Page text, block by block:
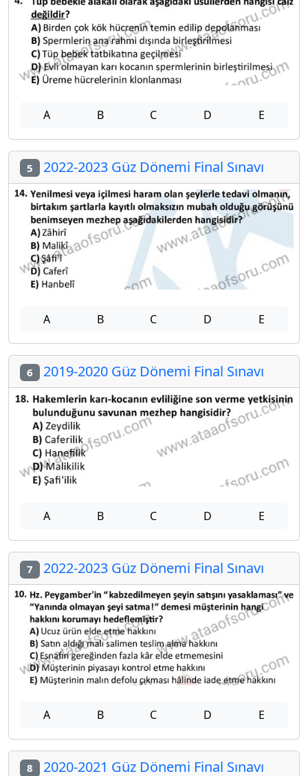
A B C D E
5 2022-2023 Güz Dönemi Final Sınavı
A B C D E
6 2019-2020 Güz Dönemi Final Sınavı
A B C D E
7 2022-2023 Güz Dönemi Final Sınavı
A B C D E
8 2020-2021 Güz Dönemi Final Sınavı